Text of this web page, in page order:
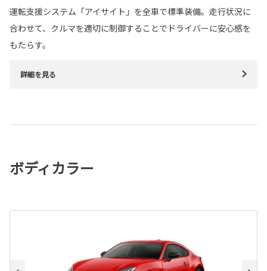
運転支援システム「アイサイト」を全車で標準装備。走行状況に
合わせて、クルマを適切に制御することでドライバーに安心感を
もたらす。
詳細を見る
ボディカラー